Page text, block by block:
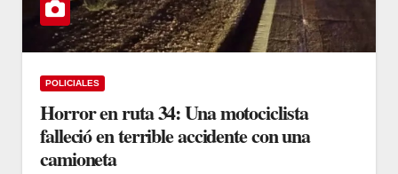
POLICIALES
Horror en ruta 34: Una motociclista
falleció en terrible accidente con una
camioneta